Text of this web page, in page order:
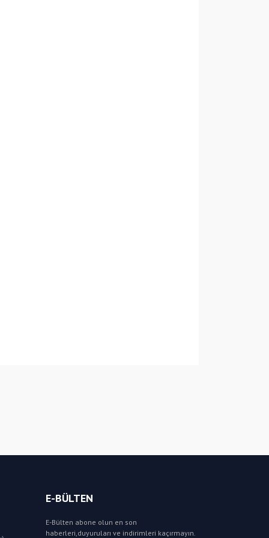
E-BÜLTEN
E-Bülten abone olun en son
haberleri,duyuruları ve indirimleri kaçırmayın.